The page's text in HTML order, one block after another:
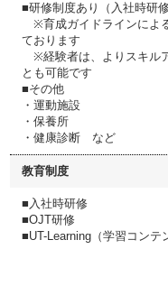
■研修制度あり（入社時研
※育成ガイドラインによ
ております
※経験者は、よりスキル
とも可能です
■その他
・運動施設
・保養所
・健康診断 など
教育制度
■入社時研修
■OJT研修
■UT-Learning（学習コンテ